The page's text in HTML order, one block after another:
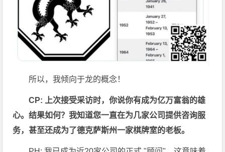
所以，我倾向于龙的概念！
CP: 上次接受采访时，你说你有成为亿万富翁的雄
心。结果如何？我知道您一直在为几家公司提供咨询服
务，甚至还成为了德克萨斯州一家棋牌室的老板。